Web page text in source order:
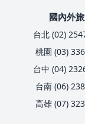
國內外
台北 (02)
桃園 (03)
台中 (04)
台南 (06)
高雄 (07)